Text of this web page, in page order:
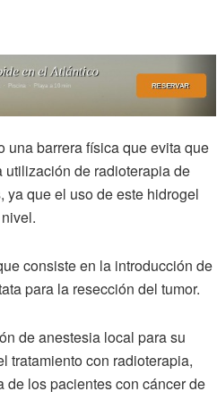
una barrera física que evita que
de radioterapia de
que el uso de este hidrogel
consiste en la introducción de
para la resección del tumor.
de anestesia local para su
tratamiento con radioterapia,
de los pacientes con cáncer de